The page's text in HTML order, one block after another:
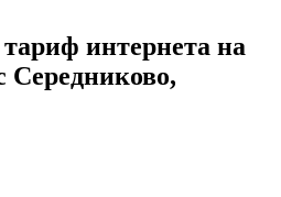
интернета на
Середниково,